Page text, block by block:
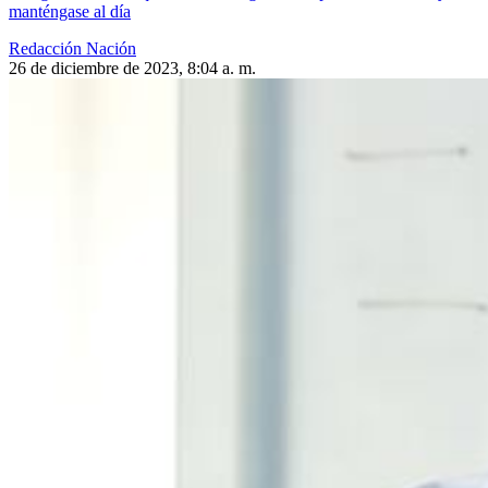
manténgase al día
Redacción Nación
26 de diciembre de 2023, 8:04 a. m.